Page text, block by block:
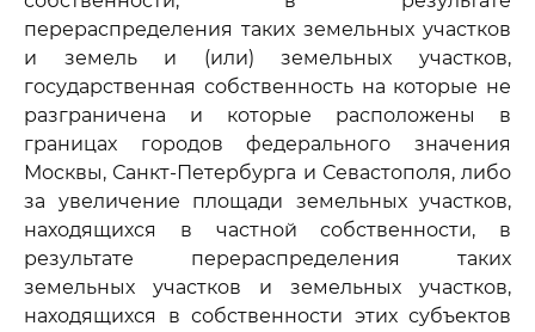
перераспределения таких земельных участков
и земель и (или) земельных участков,
государственная собственность на которые не
разграничена и которые расположены в
границах городов федерального значения
Москвы, Санкт-Петербурга и Севастополя, либо
за увеличение площади земельных участков,
находящихся в частной собственности, в
результате перераспределения таких
земельных участков и земельных участков,
находящихся в собственности этих субъектов